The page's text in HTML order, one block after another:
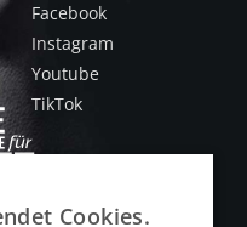
Facebook
Instagram
Youtube
TikTok
Cookies.